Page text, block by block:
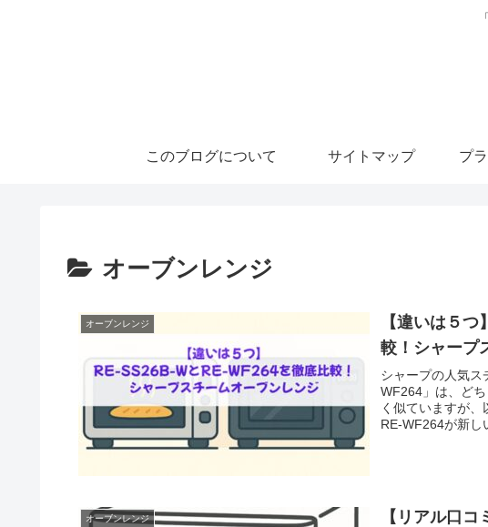
このブログについて サイトマップ プ
オーブンレンジ
オーブンレンジ
【違いは５
較！シャープ
シャープの人気ス
WF264」は、ど
く似ていますが、
RE-WF264が新し
オーブンレンジ
【リアル口